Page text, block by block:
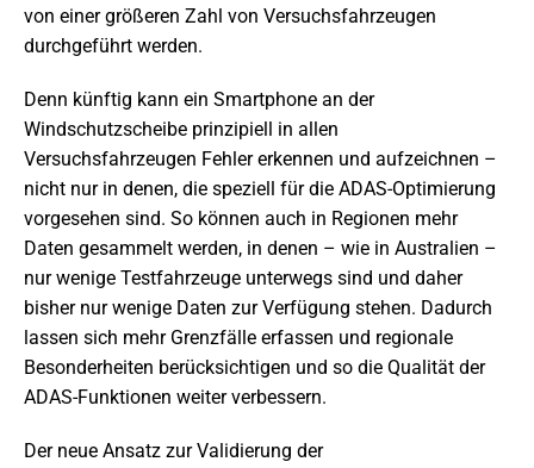
von einer größeren Zahl von Versuchsfahrzeugen
durchgeführt werden.
Denn künftig kann ein Smartphone an der
Windschutzscheibe prinzipiell in allen
Versuchsfahrzeugen Fehler erkennen und aufzeichnen –
nicht nur in denen, die speziell für die ADAS-Optimierung
vorgesehen sind. So können auch in Regionen mehr
Daten gesammelt werden, in denen – wie in Australien –
nur wenige Testfahrzeuge unterwegs sind und daher
bisher nur wenige Daten zur Verfügung stehen. Dadurch
lassen sich mehr Grenzfälle erfassen und regionale
Besonderheiten berücksichtigen und so die Qualität der
ADAS-Funktionen weiter verbessern.
Der neue Ansatz zur Validierung der